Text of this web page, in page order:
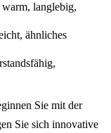
warm, langlebig,
ähnliches
Sie mit der
Sie sich innovative